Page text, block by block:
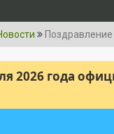
2026 года